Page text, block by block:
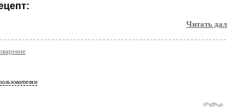
рецепт:
Читать